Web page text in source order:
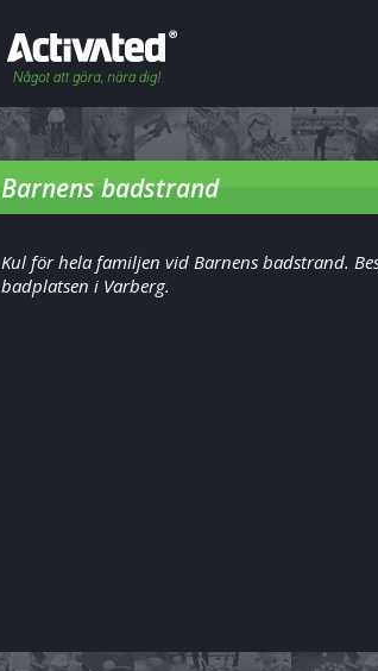
Barnens badstrand
Kul för hela familjen vid Barnens badstrand.
badplatsen i Varberg.